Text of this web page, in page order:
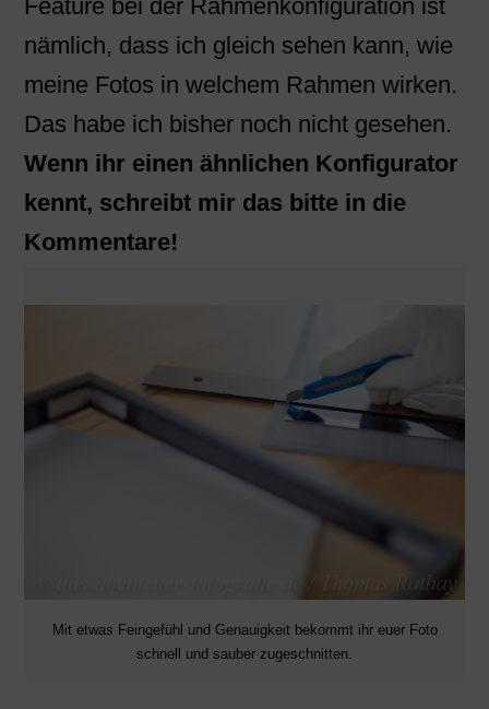
Feature bei der Rahmenkonfiguration ist
nämlich, dass ich gleich sehen kann, wie
meine Fotos in welchem Rahmen wirken.
Das habe ich bisher noch nicht gesehen.
Wenn ihr einen ähnlichen Konfigurator
kennt, schreibt mir das bitte in die
Kommentare!
Mit etwas Feingefühl und Genauigkeit bekommt ihr euer Foto
schnell und sauber zugeschnitten.